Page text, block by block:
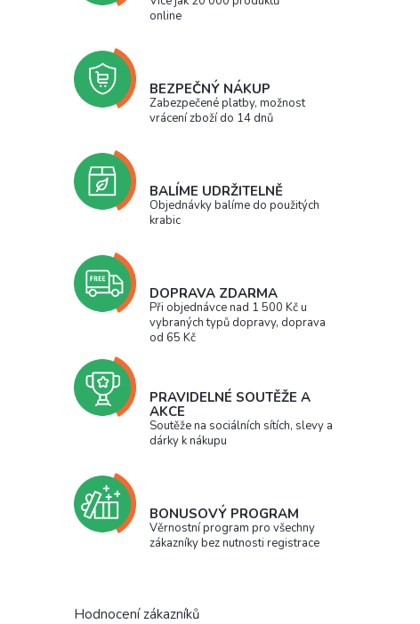
online
BEZPEČNÝ NÁKUP
Zabezpečené platby, možnost
vrácení zboží do 14 dnů
BALÍME UDRŽITELNĚ
Objednávky balíme do použitých
krabic
DOPRAVA ZDARMA
Při objednávce nad 1 500 Kč u
vybraných typů dopravy, doprava
od 65 Kč
PRAVIDELNÉ SOUTĚŽE A
AKCE
Soutěže na sociálních sítích, slevy a
dárky k nákupu
BONUSOVÝ PROGRAM
Věrnostní program pro všechny
zákazníky bez nutnosti registrace
Hodnocení zákazníků